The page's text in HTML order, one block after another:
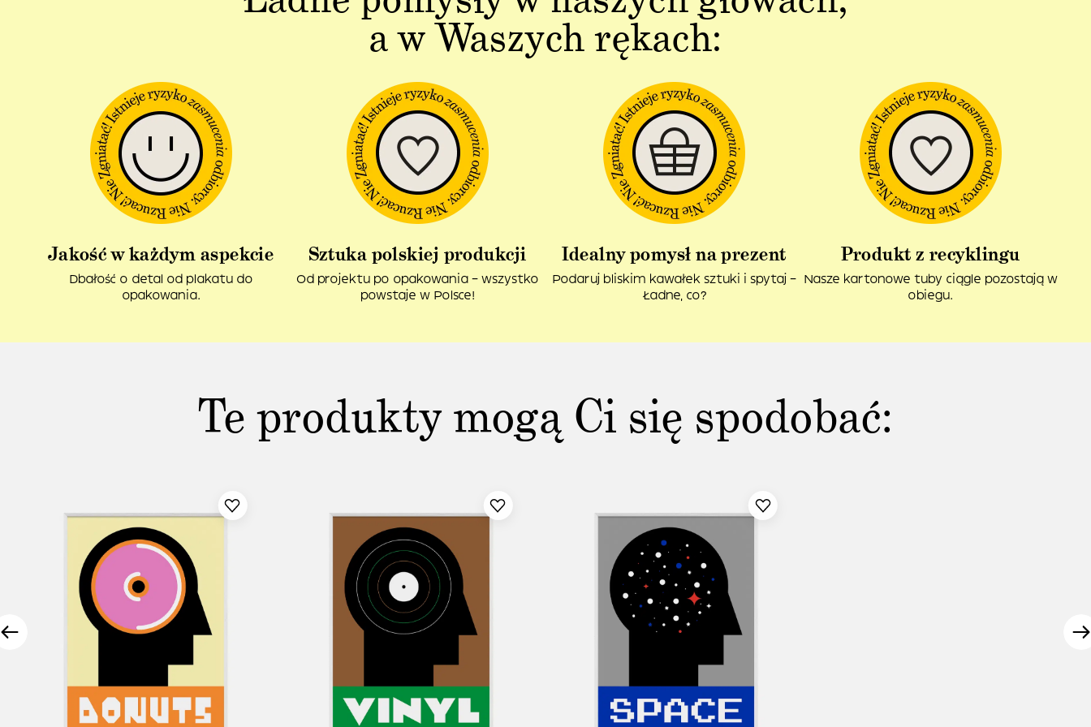
a w Waszych rękach:
Jakość w każdym aspekcie
Dbałość o detal od plakatu do
opakowania.
Sztuka polskiej produkcji
Od projektu po opakowania – wszystko
powstaje w Polsce!
Idealny pomysł na prezent
Podaruj bliskim kawałek sztuki i spytaj –
Ładne, co?
Produkt z recyklingu
Nasze kartonowe tuby ciągle pozostają w
obiegu.
Te produkty mogą Ci się spodobać: